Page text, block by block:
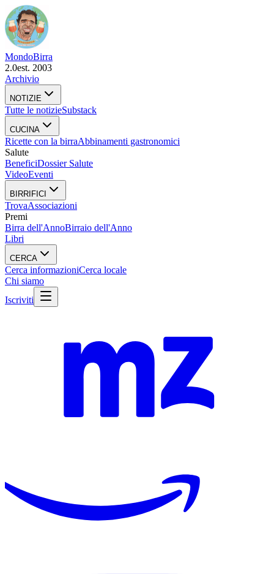
MondoBirra
2.0est. 2003
Archivio
NOTIZIE
Tutte le notizieSubstack
CUCINA
Ricette con la birraAbbinamenti gastronomici
Salute
BeneficiDossier Salute
VideoEventi
BIRRIFICI
TrovaAssociazioni
Premi
Birra dell'AnnoBirraio dell'Anno
Libri
CERCA
Cerca informazioniCerca locale
Chi siamo
Iscriviti